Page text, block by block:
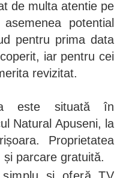
de multa atentie pe
potential
pentru prima data
iar pentru cei
revizitat.
este situată în
Natural Apuseni, la
Proprietatea
parcare gratuită.